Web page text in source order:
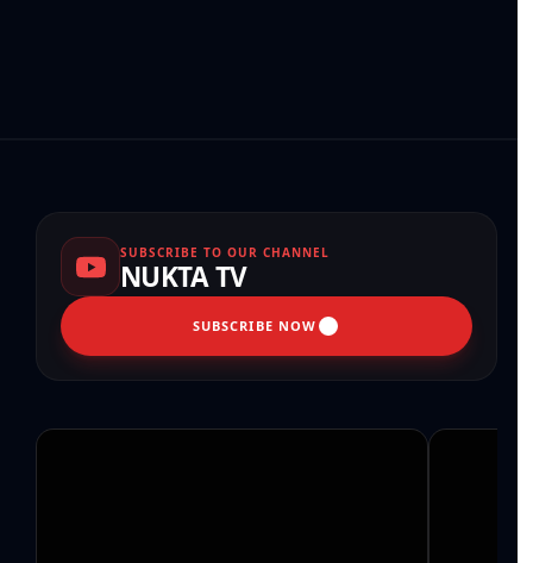
SUBSCRIBE TO OUR CHANNEL
NUKTA TV
SUBSCRIBE NOW